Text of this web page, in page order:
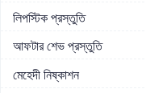
লিপস্টিক প্রস্তুতি
আফটার শেভ প্রস্তুতি
মেহেদী নিষ্কাশন